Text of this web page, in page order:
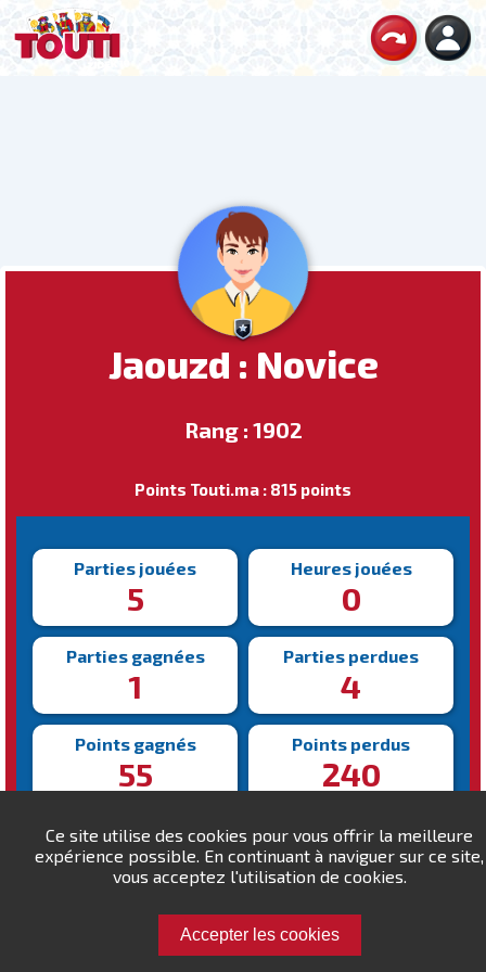
Ce site utilise des cookies pour vous offrir la meilleure
expérience possible. En continuant à naviguer sur ce site,
vous acceptez l'utilisation de cookies.
Accepter les cookies
Jaouzd : Novice
Rang : 1902
Points Touti.ma : 815 points
Parties jouées
5
Heures jouées
0
Parties gagnées
1
Parties perdues
4
Points gagnés
55
Points perdus
240
Victoire la plus rapide
536s
Victoire la plus lente
536s
Défiez Jaouzd !